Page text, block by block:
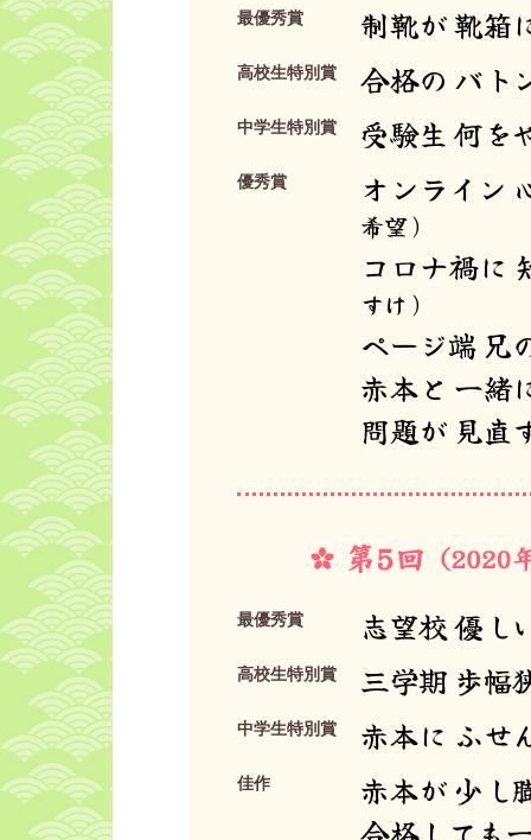
最優秀賞 制靴が 靴箱
高校生特別賞 合格の バト
中学生特別賞 受験生 何を
優秀賞 オンライン
希望）
コロナ禍に
すけ）
ページ端 兄
赤本と 一緒
問題が 見直
最優秀賞 志望校 優し
高校生特別賞 三学期 歩幅
中学生特別賞 赤本に ふせ
佳作
赤本が 少し